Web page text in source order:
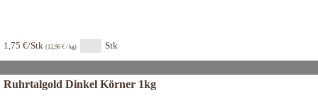
1,75 €/Stk (12,96 € / kg) Stk
Ruhrtalgold Dinkel Körner 1kg